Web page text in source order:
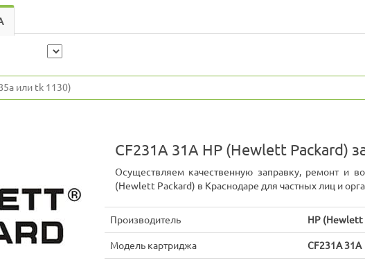
CF231A 31A HP (Hewlett Packard)
Осуществляем качественную заправку, ремонт и
(Hewlett Packard) в Краснодаре для частных лиц и
Производитель HP (Hewlett
Модель картриджа CF231A 31A